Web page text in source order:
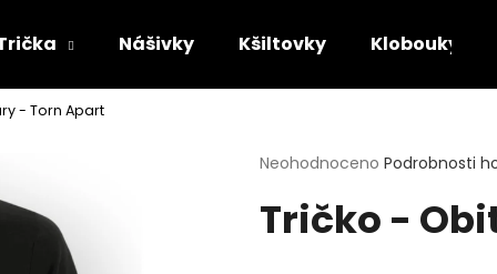
Nášivky Kšiltovky Klobouky
- Torn Apart
Průměrné
produktu
Neohodnoceno Podrobnosti
Tričko -
Co potřebujete najít?
HLEDAT